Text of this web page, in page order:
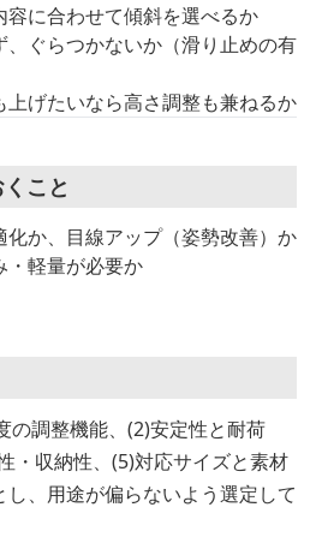
容に合わせて傾斜を選べるか
、ぐらつかないか（滑り止めの有
上げたいなら高さ調整も兼ねるか
こと
化か、目線アップ（姿勢改善）か
・軽量が必要か
の調整機能、(2)安定性と耐荷
・収納性、(5)対応サイズと素材
、用途が偏らないよう選定して